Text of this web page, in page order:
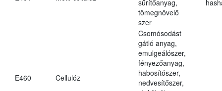
sűrítőanyag,
tömegnövelő
szer
E460 Cellulóz
Csomósodást
gátló anyag,
emulgeálószer,
fényezőanyag,
habosítószer,
nedvesítőszer,